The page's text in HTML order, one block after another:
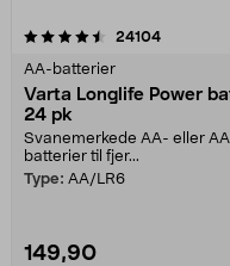
24104
AA-batterier
Varta Longlife Power
24 pk
Svanemerkede AA- eller
batterier til fjer...
Type: AA/LR6
149,90
4.5av 5 stjerner